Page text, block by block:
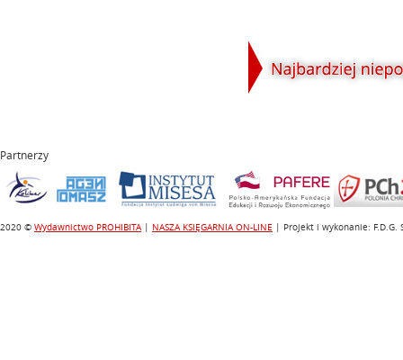
Partnerzy
2020 © Wydawnictwo PROHIBITA| NASZA KSIĘGARNIA ON-LINE | Projekt i wykonanie: F.D.G.